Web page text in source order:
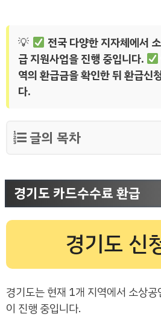
전국 다양한 지자체에서
급 지원사업을 진행 중입니다.
역의 환급금을 확인한 뒤 환급신
다.
글의 목차
경기도 카드수수료 환급
경기도 신
경기도는 현재 1개 지역에서 소상
이 진행 중입니다.